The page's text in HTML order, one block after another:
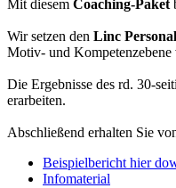
Mit diesem Coaching-Paket
Wir setzen den Linc
Motiv- und Kompetenzebene
Die Ergebnisse des rd. 30-
erarbeiten.
Abschließend erhalten Sie
Beispielbericht hier
Infomaterial